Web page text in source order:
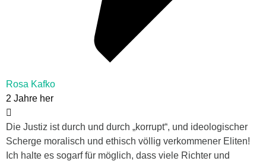
Rosa Kafko
2 Jahre her
Die Justiz ist durch und durch „korrupt“, und ideologischer
Scherge moralisch und ethisch völlig verkommener Eliten!
Ich halte es sogarf für möglich, dass viele Richter und